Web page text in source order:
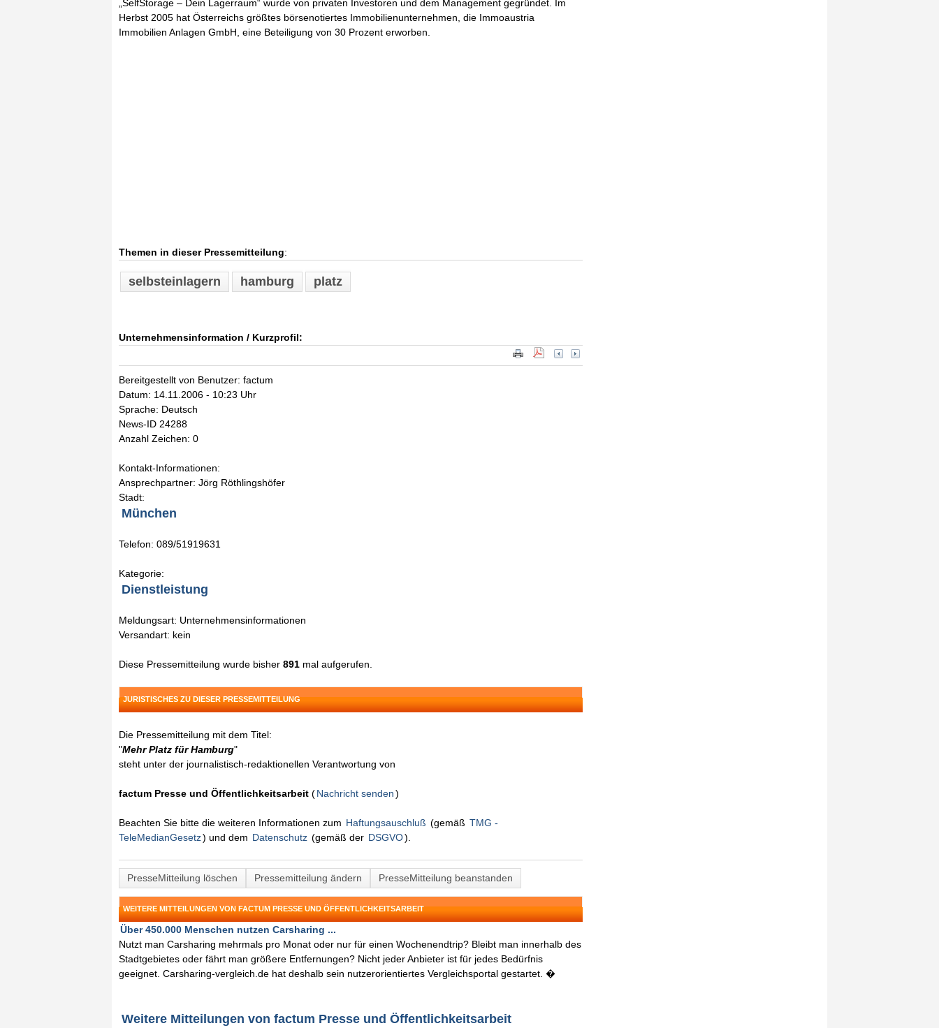
„SelfStorage – Dein Lagerraum“ wurde von privaten Investoren und dem Management gegründet. Im
Herbst 2005 hat Österreichs größtes börsenotiertes Immobilienunternehmen, die Immoaustria
Immobilien Anlagen GmbH, eine Beteiligung von 30 Prozent erworben.
Themen in dieser Pressemitteilung:
selbsteinlagern hamburg platz
Unternehmensinformation / Kurzprofil:
Bereitgestellt von Benutzer: factum
Datum: 14.11.2006 - 10:23 Uhr
Sprache: Deutsch
News-ID 24288
Anzahl Zeichen: 0
Kontakt-Informationen:
Ansprechpartner: Jörg Röthlingshöfer
Stadt:
München
Telefon: 089/51919631
Kategorie:
Dienstleistung
Meldungsart: Unternehmensinformationen
Versandart: kein
Diese Pressemitteilung wurde bisher 891 mal aufgerufen.
JURISTISCHES ZU DIESER PRESSEMITTEILUNG
Die Pressemitteilung mit dem Titel:
"Mehr Platz für Hamburg"
steht unter der journalistisch-redaktionellen Verantwortung von
factum Presse und Öffentlichkeitsarbeit (Nachricht senden)
Beachten Sie bitte die weiteren Informationen zum Haftungsauschluß (gemäß TMG -
TeleMedianGesetz) und dem Datenschutz (gemäß der DSGVO).
PresseMitteilung löschen Pressemitteilung ändern PresseMitteilung beanstanden
WEITERE MITTEILUNGEN VON FACTUM PRESSE UND ÖFFENTLICHKEITSARBEIT
Über 450.000 Menschen nutzen Carsharing ...
Nutzt man Carsharing mehrmals pro Monat oder nur für einen Wochenendtrip? Bleibt man innerhalb des
Stadtgebietes oder fährt man größere Entfernungen? Nicht jeder Anbieter ist für jedes Bedürfnis
geeignet. Carsharing-vergleich.de hat deshalb sein nutzerorientiertes Vergleichsportal gestartet. �
Weitere Mitteilungen von factum Presse und Öffentlichkeitsarbeit